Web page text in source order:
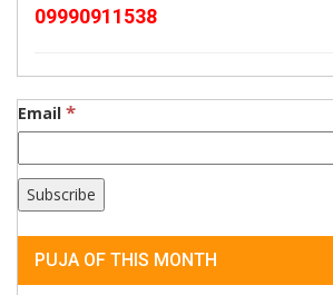
09990911538
Email *
PUJA OF THIS MONTH